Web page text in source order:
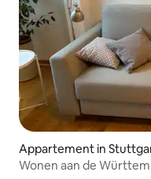
Appartement in
Wonen aan de